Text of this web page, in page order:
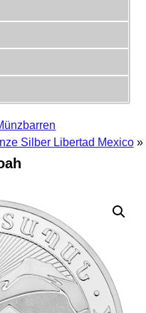
Silber Libertad Mexico»